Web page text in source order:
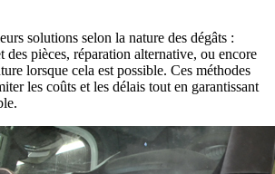
solutions selon la nature des dégâts :
des pièces, réparation alternative, ou encore
lorsque cela est possible. Ces méthodes
les coûts et les délais tout en garantissant